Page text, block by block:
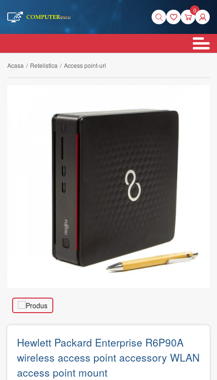
0
Acasa / Retelistica / Access point-uri
Hewlett Packard Enterprise R6P90A
wireless access point accessory WLAN
access point mount